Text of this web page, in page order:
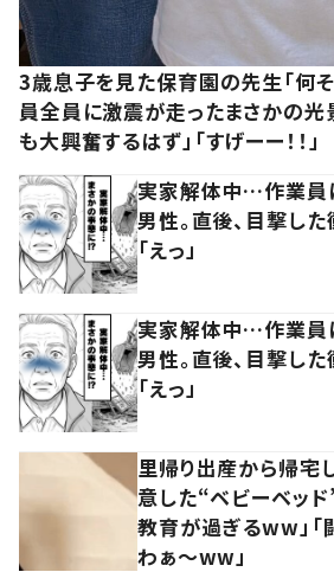
3歳息子を見た保育園の先生「何
員全員に激震が走ったまさかの光
も大興奮するはず」「すげーー！！」
実家解体中…作業員
男性。直後、目撃し
「えっ」
実家解体中…作業員
男性。直後、目撃し
「えっ」
里帰り出産から帰宅
意した“ベビーベッ
教育が過ぎるww」「
わぁ～ww」